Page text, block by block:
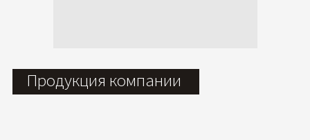
Продукция компании